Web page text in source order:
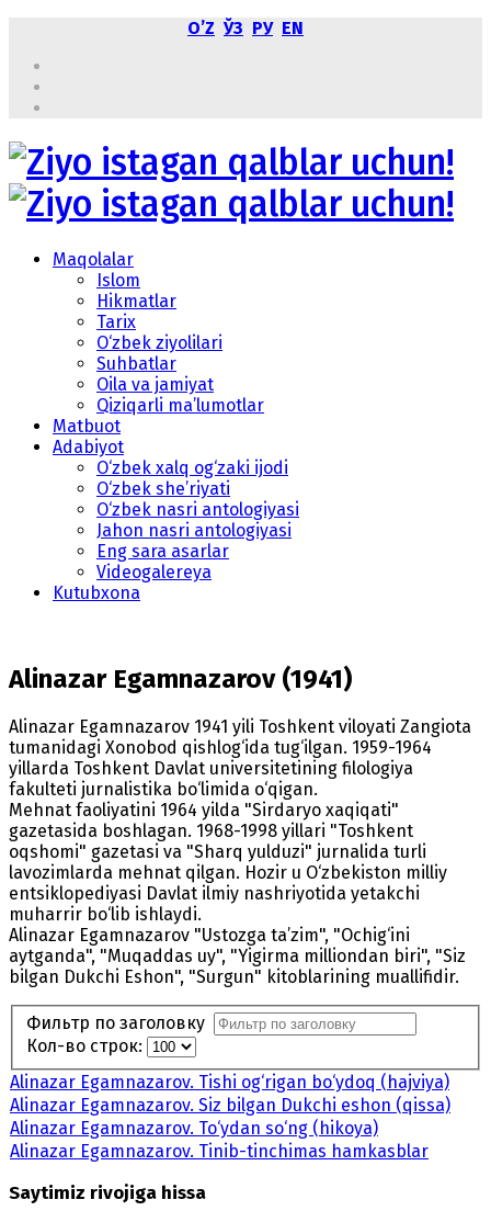
OʼZ ЎЗ РУ EN
Maqolalar
Islom
Hikmatlar
Tarix
O‘zbek ziyolilari
Suhbatlar
Oila va jamiyat
Qiziqarli ma’lumotlar
Matbuot
Adabiyot
O‘zbek xalq og‘zaki ijodi
O‘zbek she’riyati
O‘zbek nasri antologiyasi
Jahon nasri antologiyasi
Eng sara asarlar
Videogalereya
Kutubxona
Alinazar Egamnazarov (1941)
Alinazar Egamnazarov 1941 yili Toshkent viloyati Zangiota
tumanidagi Xonobod qishlog‘ida tug‘ilgan. 1959-1964
yillarda Toshkent Davlat universitetining filologiya
fakulteti jurnalistika bo‘limida o‘qigan.
Mehnat faoliyatini 1964 yilda "Sirdaryo xaqiqati"
gazetasida boshlagan. 1968-1998 yillari "Toshkent
oqshomi" gazetasi va "Sharq yulduzi" jurnalida turli
lavozimlarda mehnat qilgan. Hozir u O‘zbekiston milliy
entsiklopediyasi Davlat ilmiy nashriyotida yetakchi
muharrir bo‘lib ishlaydi.
Alinazar Egamnazarov "Ustozga ta’zim", "Ochig‘ini
aytganda", "Muqaddas uy", "Yigirma milliondan biri", "Siz
bilgan Dukchi Eshon", "Surgun" kitoblarining muallifidir.
Фильтр по заголовку
Кол-во строк:
Alinazar Egamnazarov. Tishi og‘rigan bo‘ydoq (hajviya)
Alinazar Egamnazarov. Siz bilgan Dukchi eshon (qissa)
Alinazar Egamnazarov. To‘ydan so‘ng (hikoya)
Alinazar Egamnazarov. Tinib-tinchimas hamkasblar
Saytimiz rivojiga hissa